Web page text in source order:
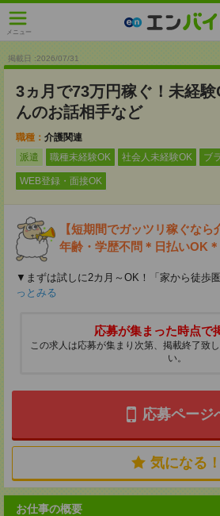
メニュー
掲載日 :2026/07/31
3ヵ月で73万円稼ぐ！未経
んのお話相手など
職種： 介護関連
派遣
職種未経験OK 社会人未経験OK ブ
WEB登録・面接OK
【短期間でガッツリ稼ぐなら
年齢・学歴不問＊日払いOK
▼まずは試しに2カ月～OK！「家から徒歩
っとみる
応募が集まった時点で
この求人は応募が集まり次第、掲載終了致
い。
応募ページ
気になる！
お仕事の概要